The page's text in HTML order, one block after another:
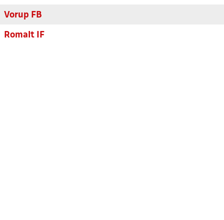
Vorup FB
Romalt IF